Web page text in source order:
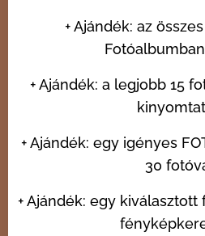
+ Ajándék: az
+ Ajándék: a legjobb 15
+ Ajándék: egy igényes
30
+ Ajándék: egy